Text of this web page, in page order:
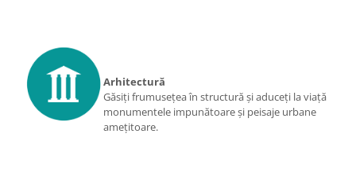
complexe
Curatare Senzor
Huse de ploaie
Microfoane / Reportofoane
Arhitectură
Găsiţi frumuseţea în structură şi aduceţi la viaţă
monumentele impunătoare şi peisaje urbane
ameţitoare.